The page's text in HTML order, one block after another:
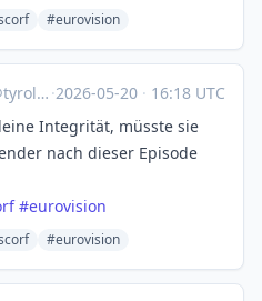
#eurovision
·2026-05-20 · 16:18 UTC
Integrität, müsste sie
nach dieser Episode
#eurovision
#eurovision